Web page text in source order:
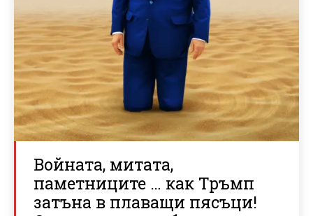
Войната, митата,
паметниците … как Тръмп
затъна в плаващи пясъци!